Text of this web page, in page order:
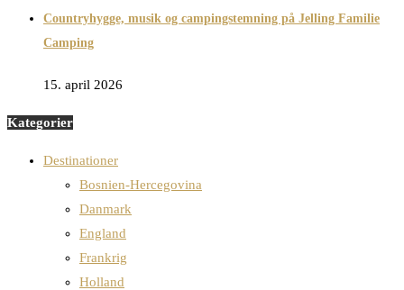
Countryhygge, musik og campingstemning på Jelling Familie
Camping
15. april 2026
Kategorier
Destinationer
Bosnien-Hercegovina
Danmark
England
Frankrig
Holland